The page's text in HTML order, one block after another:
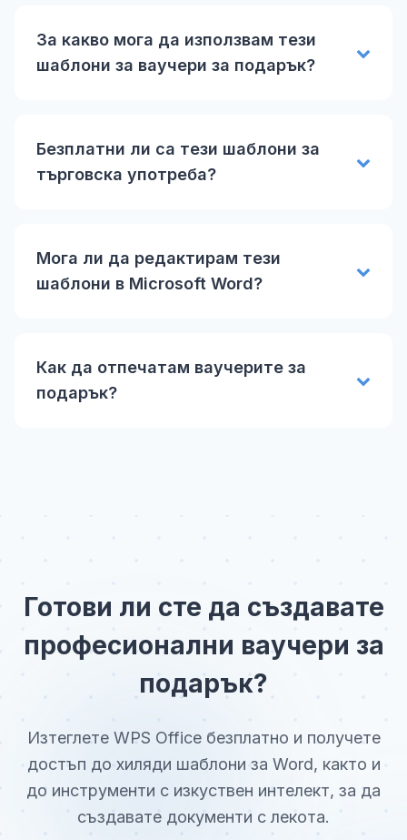
За какво мога да използвам тези
шаблони за ваучери за подарък?
Безплатни ли са тези шаблони за
търговска употреба?
Мога ли да редактирам тези
шаблони в Microsoft Word?
Как да отпечатам ваучерите за
подарък?
Готови ли сте да създавате
професионални ваучери за
подарък?
Изтеглете WPS Office безплатно и получете
достъп до хиляди шаблони за Word, както и
до инструменти с изкуствен интелект, за да
създавате документи с лекота.